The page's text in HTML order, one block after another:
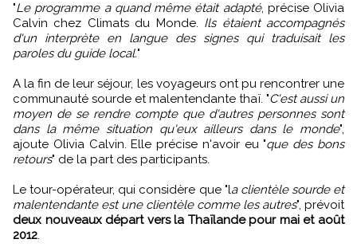
"Le programme a quand même était adapté, précise Olivia
Calvin chez Climats du Monde. Ils étaient accompagnés
d'un interprète en langue des signes qui traduisait les
paroles du guide local."
A la fin de leur séjour, les voyageurs ont pu rencontrer une
communauté sourde et malentendante thaï. "C'est aussi un
moyen de se rendre compte que d'autres personnes sont
dans la même situation qu'eux ailleurs dans le monde",
ajoute Olivia Calvin. Elle précise n'avoir eu "que des bons
retours" de la part des participants.
Le tour-opérateur, qui considère que "la clientèle sourde et
malentendante est une clientèle comme les autres", prévoit
deux nouveaux départ vers la Thaïlande pour mai et août
2012.